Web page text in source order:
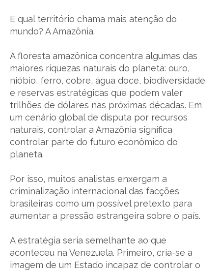
E qual território chama mais atenção do
mundo? A Amazônia.
A floresta amazônica concentra algumas das
maiores riquezas naturais do planeta: ouro,
nióbio, ferro, cobre, água doce, biodiversidade
e reservas estratégicas que podem valer
trilhões de dólares nas próximas décadas. Em
um cenário global de disputa por recursos
naturais, controlar a Amazônia significa
controlar parte do futuro econômico do
planeta.
Por isso, muitos analistas enxergam a
criminalização internacional das facções
brasileiras como um possível pretexto para
aumentar a pressão estrangeira sobre o país.
A estratégia seria semelhante ao que
aconteceu na Venezuela. Primeiro, cria-se a
imagem de um Estado incapaz de controlar o